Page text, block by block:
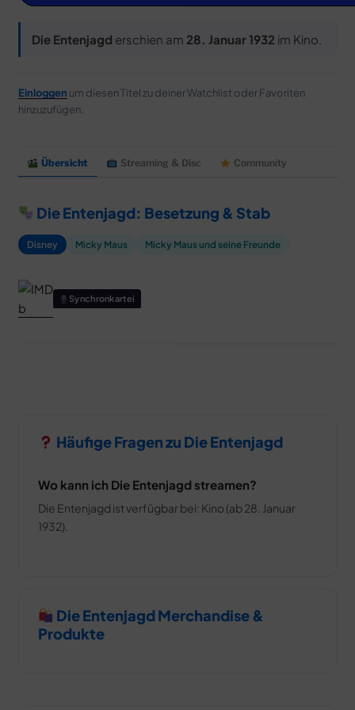
DEALS
Die Entenjagd erschien am 28. Januar 1932 im Kino.
Einloggen um diesen Titel zu deiner Watchlist oder Favoriten
hinzuzufügen.
Übersicht Streaming & Disc Community
Die Entenjagd: Besetzung & Stab
Disney Micky Maus Micky Maus und seine Freunde
Synchronkartei
Häufige Fragen zu Die Entenjagd
Wo kann ich Die Entenjagd streamen?
Die Entenjagd ist verfügbar bei: Kino (ab 28. Januar
1932).
Die Entenjagd Merchandise &
Produkte